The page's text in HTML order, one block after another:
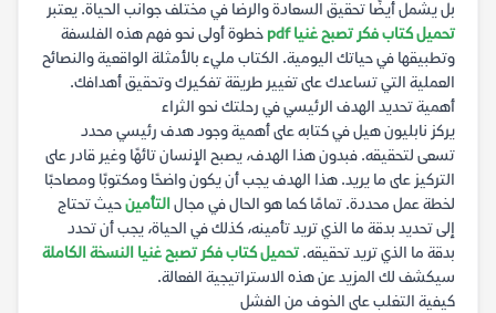
بل يشمل أيضًا تحقيق السعادة والرضا في مختلف جوانب الحياة. يعتبر
تحميل كتاب فكر تصبح غنيا pdf
خطوة أولى نحو فهم هذه الفلسفة
وتطبيقها في حياتك اليومية. الكتاب مليء بالأمثلة الواقعية والنصائح
العملية التي تساعدك على تغيير طريقة تفكيرك وتحقيق أهدافك.
أهمية تحديد الهدف الرئيسي في رحلتك نحو الثراء
يركز نابليون هيل في كتابه على أهمية وجود هدف رئيسي محدد
تسعى لتحقيقه. فبدون هذا الهدف، يصبح الإنسان تائهًا وغير قادر على
التركيز على ما يريد. هذا الهدف يجب أن يكون واضحًا ومكتوبًا ومصاحبًا
لخطة عمل محددة. تمامًا كما هو الحال في مجالالتأمينحيث تحتاج
إلى تحديد بدقة ما الذي تريد تأمينه، كذلك في الحياة، يجب أن تحدد
بدقة ما الذي تريد تحقيقه.تحميل كتاب فكر تصبح غنيا النسخة الكاملة
سيكشف لك المزيد عن هذه الاستراتيجية الفعالة.
كيفية التغلب على الخوف من الفشل